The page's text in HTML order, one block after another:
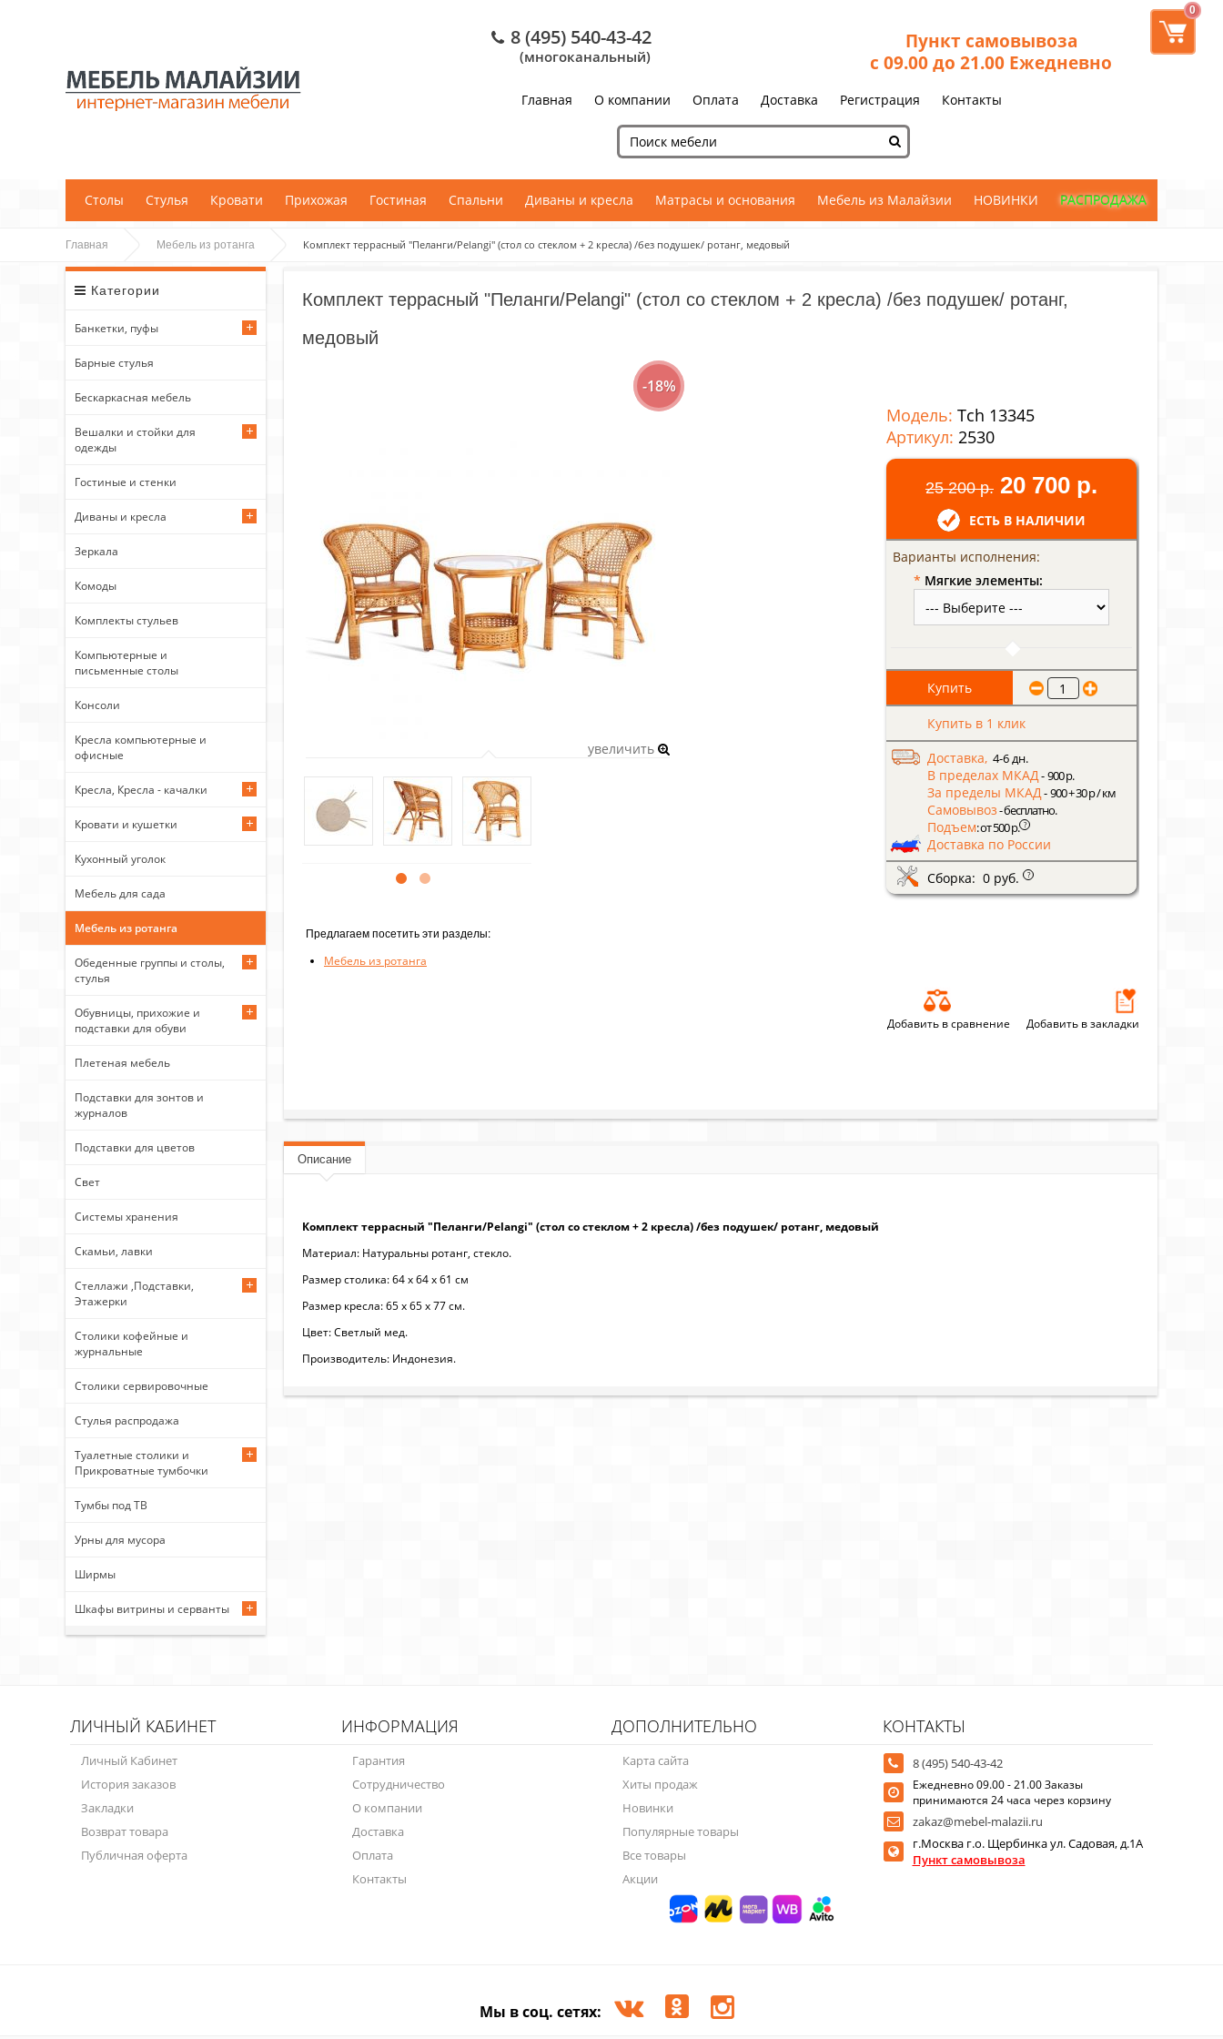
0
8 (495) 540-43-42
(многоканальный)
Пункт самовывоза
с 09.00 до 21.00 Ежедневно
Главная О компании Оплата Доставка Регистрация Контакты
Столы Стулья Кровати Прихожая Гостиная Спальни Диваны и кресла Матрасы и основания Мебель из Малайзии НОВИНКИ РАСПРОДАЖА
Главная Мебель из ротанга Комплект террасный "Пеланги/Pelangi" (стол со стеклом + 2 кресла) /без подушек/ ротанг, медовый
Категории
Банкетки, пуфы
Барные стулья
Бескаркасная мебель
Вешалки и стойки для
одежды
Гостиные и стенки
Диваны и кресла
Зеркала
Комоды
Комплекты стульев
Компьютерные и
письменные столы
Консоли
Кресла компьютерные и
офисные
Кресла, Кресла - качалки
Кровати и кушетки
Кухонный уголок
Мебель для сада
Мебель из ротанга
Обеденные группы и столы,
стулья
Обувницы, прихожие и
подставки для обуви
Плетеная мебель
Подставки для зонтов и
журналов
Подставки для цветов
Свет
Системы хранения
Скамьи, лавки
Стеллажи ,Подставки,
Этажерки
Столики кофейные и
журнальные
Столики сервировочные
Стулья распродажа
Туалетные столики и
Прикроватные тумбочки
Тумбы под ТВ
Урны для мусора
Ширмы
Шкафы витрины и серванты
Комплект террасный "Пеланги/Pelangi" (стол со стеклом + 2 кресла) /без подушек/ ротанг,
медовый
-18%
увеличить
Предлагаем посетить эти разделы:
Мебель из ротанга
Модель: Tch 13345
Артикул: 2530
25 200 р. 20 700 р.
ЕСТЬ В НАЛИЧИИ
Варианты исполнения:
* Мягкие элементы:
Купить в 1 клик
Доставка, 4-6 дн.
В пределах МКАД- 900 р.
За пределы МКАД- 900 + 30 р / км
Самовывоз- бесплатно.
Подъем: от 500 р. ?
Доставка по России
Сборка: 0 руб.
?
Добавить в сравнение Добавить в закладки
Описание
Комплект террасный "Пеланги/Pelangi" (стол со стеклом + 2 кресла) /без подушек/ ротанг, медовый
Материал: Натуральны ротанг, стекло.
Размер столика: 64 х 64 х 61 см
Размер кресла: 65 х 65 х 77 см.
Цвет: Светлый мед.
Производитель: Индонезия.
ЛИЧНЫЙ КАБИНЕТ
Личный Кабинет
История заказов
Закладки
Возврат товара
Публичная оферта
ИНФОРМАЦИЯ
Гарантия
Сотрудничество
О компании
Доставка
Оплата
Контакты
ДОПОЛНИТЕЛЬНО
Карта сайта
Хиты продаж
Новинки
Популярные товары
Все товары
Акции
КОНТАКТЫ
8 (495) 540-43-42
Ежедневно 09.00 - 21.00 Заказы
принимаются 24 часа через корзину
zakaz@mebel-malazii.ru
г.Москва г.о. Щербинка ул. Садовая, д.1А
Пункт самовывоза
Мы в соц. сетях: